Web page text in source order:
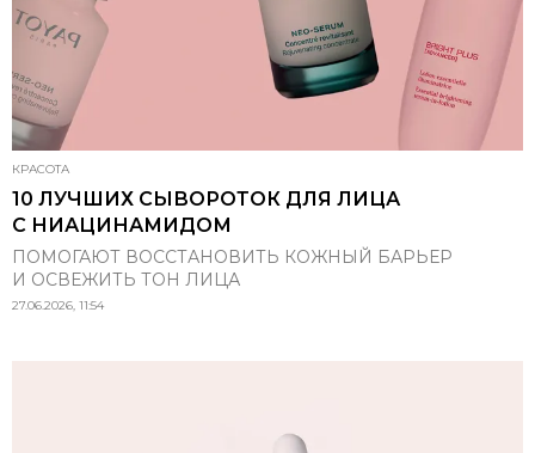
КРАСОТА
10 ЛУЧШИХ СЫВОРОТОК ДЛЯ ЛИЦА
С НИАЦИНАМИДОМ
ПОМОГАЮТ ВОССТАНОВИТЬ КОЖНЫЙ БАРЬЕР
И ОСВЕЖИТЬ ТОН ЛИЦА
27.06.2026, 11:54